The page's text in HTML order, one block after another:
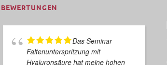
BEWERTUNGEN
Das Seminar
Faltenunterspritzung mit
Hyaluronsäure hat meine hohen